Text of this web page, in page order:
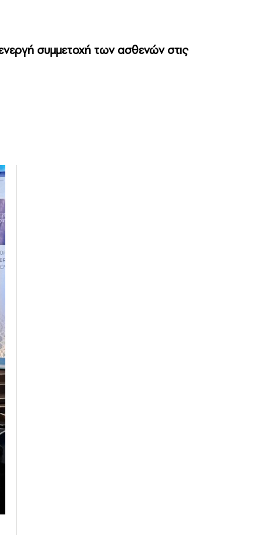
συμμετοχή των ασθενών στις